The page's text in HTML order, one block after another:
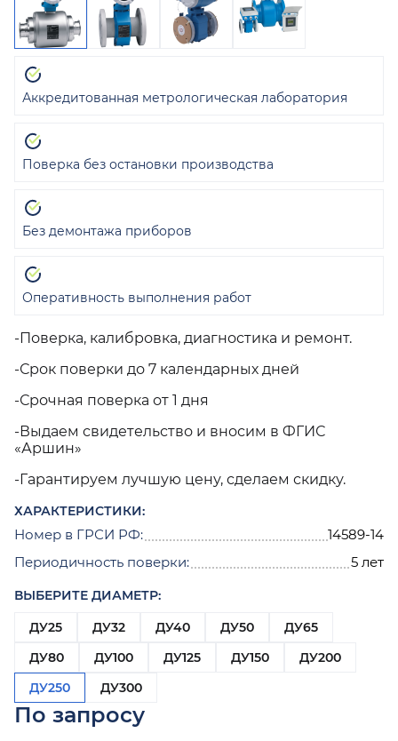
-Поверка, калибровка, диагностика и ремонт.
-Срок поверки до 7 календарных дней
-Срочная поверка от 1 дня
-Выдаем свидетельство и вносим в ФГИС
«Аршин»
-Гарантируем лучшую цену, сделаем скидку.
ХАРАКТЕРИСТИКИ:
Номер в ГРСИ РФ:
14589-14
Периодичность поверки:
5 лет
ВЫБЕРИТЕ ДИАМЕТР:
ДУ25
ДУ32 ДУ40 ДУ50
ДУ65
ДУ80
ДУ100 ДУ125 ДУ150
ДУ200
ДУ250
ДУ300
По запросу
Аккредитованная метрологическая лаборатория
Поверка без остановки производства
Без демонтажа приборов
Оперативность выполнения работ